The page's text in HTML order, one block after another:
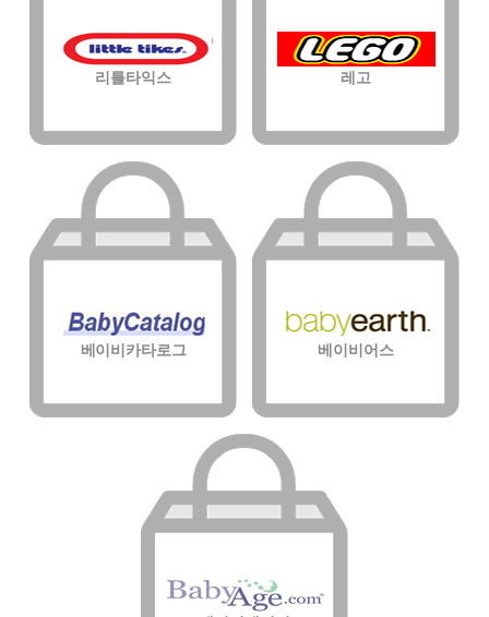
리틀타익스 레고
베이비카타로그 베이비어스